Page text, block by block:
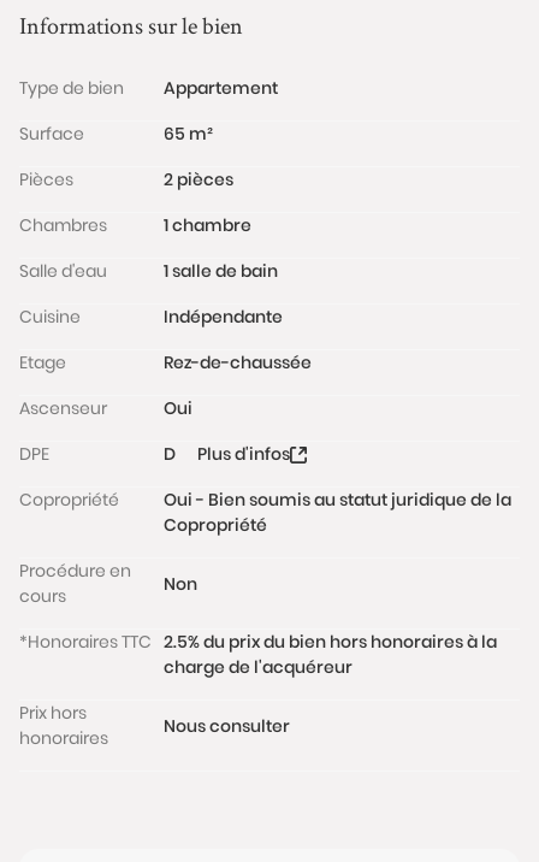
bains et un WC séparé.
A l’occasion de travaux de réagencement il sera
possible de créer un grand espace de vie avec
deuxième chambre de 9m² tout en gardant un bel
espace de vie.
Une cave complète ce bien.
(21 250€ FAI).
La copropriété bien entretenue, à proximité
immédiate des transports en communs, espaces
verts et écoles.
Les informations sur les risques auxquels ce bien est
exposé sont disponibles sur le site
www.georisques.gouv.fr
Informations sur le bien
Type de bien
Appartement
Surface
65 m²
Pièces
2 pièces
Chambres
1 chambre
Salle d'eau
1 salle de bain
Cuisine
Indépendante
Etage
Rez-de-chaussée
Ascenseur
Oui
DPE
D
Plus d'infos
Copropriété
Oui - Bien soumis au statut juridique de la
Copropriété
Procédure en
cours
Non
*Honoraires TTC 2.5% du prix du bien hors honoraires à la
charge de l'acquéreur
Prix hors
honoraires
Nous consulter